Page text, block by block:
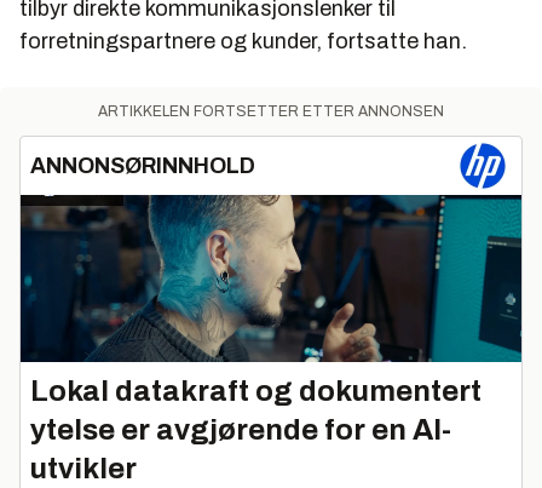
tilbyr direkte kommunikasjonslenker til
forretningspartnere og kunder, fortsatte han.
ARTIKKELEN FORTSETTER ETTER ANNONSEN
ANNONSØRINNHOLD
Lokal datakraft og dokumentert
ytelse er avgjørende for en AI-
utvikler